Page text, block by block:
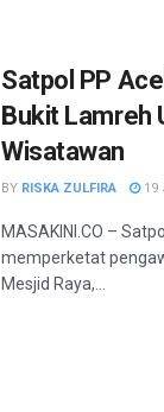
Satpol PP
Bukit Lamreh
Wisatawan
BY RISKA ZULFIRA 19
MASAKINI.CO –
memperketat
Mesjid Raya,...